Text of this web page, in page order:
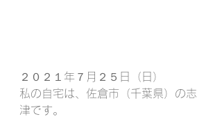
２０２１年７月２５日（日）
私の自宅は、佐倉市（千葉県）の志
津です。